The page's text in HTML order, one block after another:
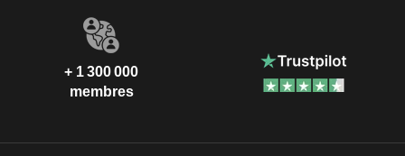
+ 1 300 000
membres